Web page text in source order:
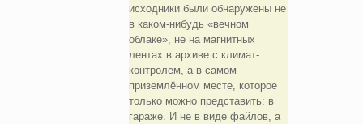
исходники были обнаружены не
в каком-нибудь «вечном
облаке», не на магнитных
лентах в архиве с климат-
контролем, а в самом
приземлённом месте, которое
только можно представить: в
гараже. И не в виде файлов, а